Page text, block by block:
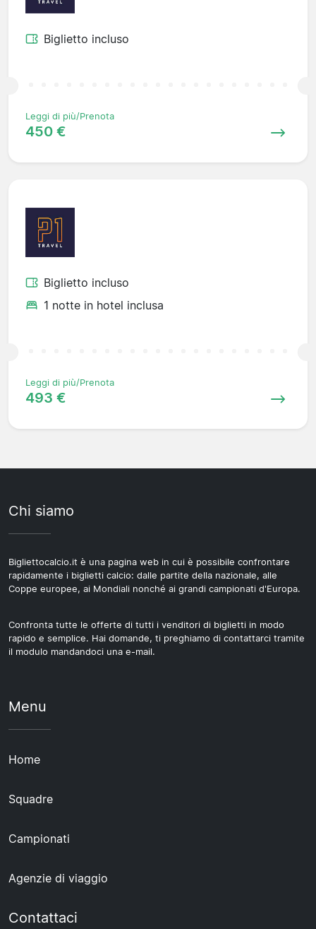
Biglietto incluso
Leggi di più/Prenota
450 €
Biglietto incluso
1 notte in hotel inclusa
Leggi di più/Prenota
493 €
Chi siamo
Bigliettocalcio.it è una pagina web in cui è possibile confrontare
rapidamente i biglietti calcio: dalle partite della nazionale, alle
Coppe europee, ai Mondiali nonché ai grandi campionati d'Europa.
Confronta tutte le offerte di tutti i venditori di biglietti in modo
rapido e semplice. Hai domande, ti preghiamo di contattarci tramite
il modulo mandandoci una e-mail.
Menu
Home
Squadre
Campionati
Agenzie di viaggio
Contattaci